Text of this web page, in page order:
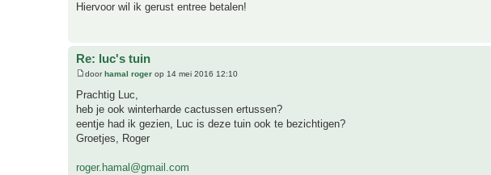
Hiervoor wil ik gerust entree betalen!
Re: luc's tuin
doorhamal roger op 14 mei 2016 12:10
Prachtig Luc,
heb je ook winterharde cactussen ertussen?
eentje had ik gezien, Luc is deze tuin ook te bezichtigen?
Groetjes, Roger
roger.hamal@gmail.com